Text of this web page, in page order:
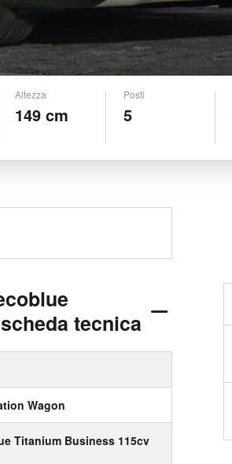
Altezza
149 cm
Posti
5
tecnica
Wagon
Titanium Business 115cv